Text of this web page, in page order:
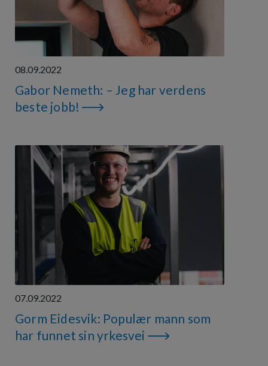
08.09.2022
Gabor Nemeth: – Jeg har verdens
beste jobb!
07.09.2022
Gorm Eidesvik: Populær mann som
har funnet sin yrkesvei